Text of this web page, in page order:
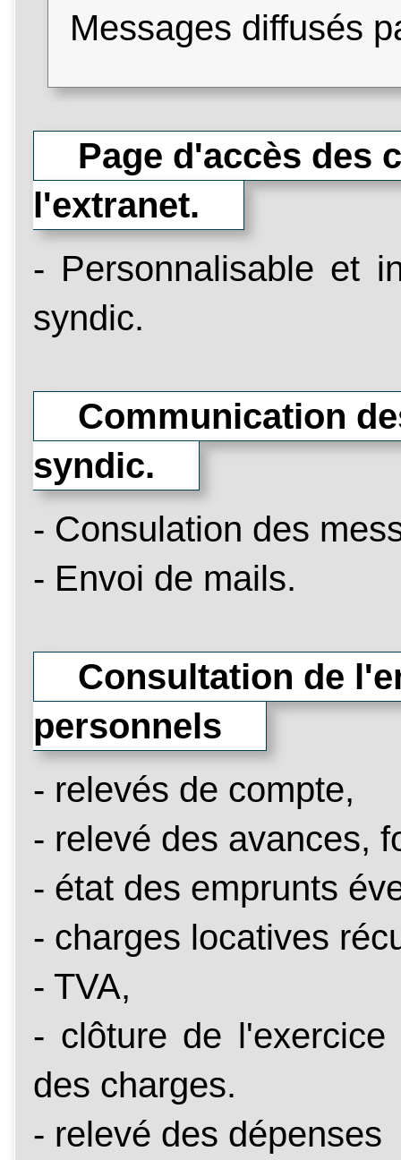
Messages diffusés
Page d'accès des
l'extranet.
- Personnalisable et
syndic.
Communication
syndic.
- Consulation des
- Envoi de mails.
Consultation de
personnels
- relevés de compte,
- relevé des avances,
- état des emprunts
- charges locatives
- TVA,
- clôture de l'exercice
des charges.
- relevé des dépenses